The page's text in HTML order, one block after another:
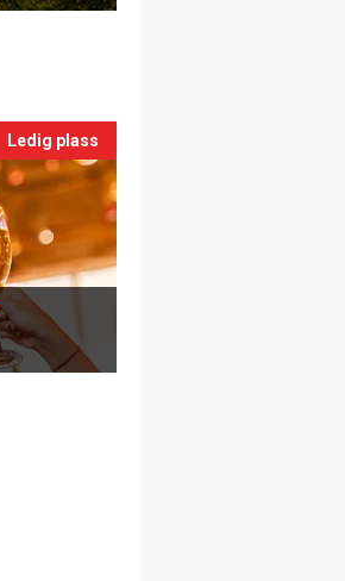
Ledig plass